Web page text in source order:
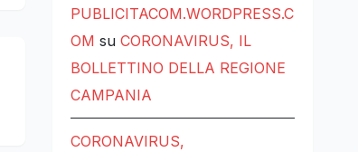
PUBLICITACOM.WORDPRESS.C
OM su CORONAVIRUS, IL
BOLLETTINO DELLA REGIONE
CAMPANIA
CORONAVIRUS,